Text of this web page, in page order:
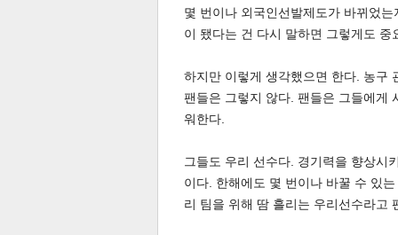
몇 번이나 외국인선발제도가 바뀌었
이 됐다는 건 다시 말하면 그렇게도
하지만 이렇게 생각했으면 한다. 농구
팬들은 그렇지 않다. 팬들은 그들에게
워한다.
그들도 우리 선수다. 경기력을 향상시
이다. 한해에도 몇 번이나 바꿀 수 있
리 팀을 위해 땀 흘리는 우리선수라고